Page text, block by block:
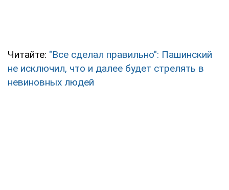
Читайте: "Все сделал правильно": Пашинский
не исключил, что и далее будет стрелять в
невиновных людей